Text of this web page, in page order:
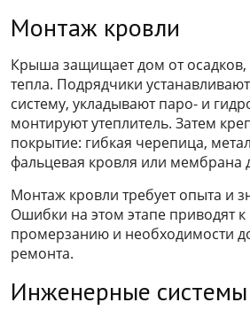
Монтаж кровли
Крыша защищает дом от осадков,
тепла. Подрядчики
систему, укладывают паро- и
монтируют утеплитель. Затем
покрытие: гибкая черепица,
фальцевая кровля или мембрана
Монтаж кровли требует опыта и
Ошибки на этом этапе приводят
промерзанию и необходимости
ремонта.
Инженерные системы